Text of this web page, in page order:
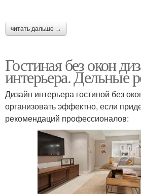
читать дальше →
Гостиная без окон
интерьера. Дельные
Дизайн интерьера гостиной без
организовать эффектно, если
рекомендаций профессионалов: